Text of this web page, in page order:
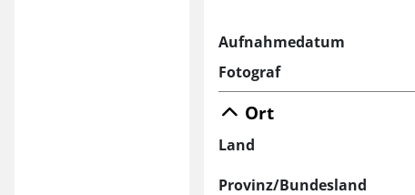
Aufnahmedatum
Fotograf
Ort
Land
Provinz/Bundesland